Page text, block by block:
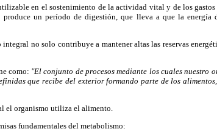
en el sostenimiento de la actividad vital y de los
un período de digestión, que lleva a que la energía
no solo contribuye a mantener altas las reservas
como: "El conjunto de procesos mediante los cuales nuestro
que recibe del exterior formando parte de los
el organismo utiliza el alimento.
fundamentales del metabolismo: